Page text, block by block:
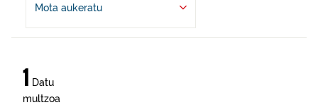
Mota aukeratu
1 Datu
multzoa